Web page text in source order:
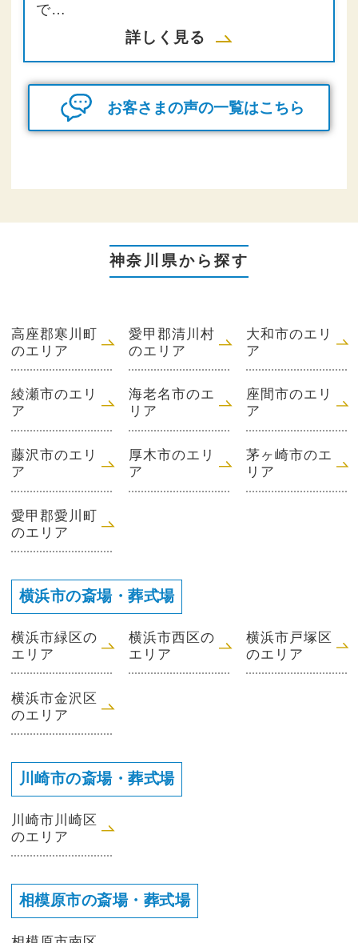
で…
詳しく見る
お客さまの声の一覧はこちら
神奈川県から探す
高座郡寒川町
のエリア
愛甲郡清川村
のエリア
大和市のエリ
ア
綾瀬市のエリ
ア
海老名市のエ
リア
座間市のエリ
ア
藤沢市のエリ
ア
厚木市のエリ
ア
茅ヶ崎市のエ
リア
愛甲郡愛川町
のエリア
横浜市の斎場・葬式場
横浜市緑区の
エリア
横浜市西区の
エリア
横浜市戸塚区
のエリア
横浜市金沢区
のエリア
川崎市の斎場・葬式場
川崎市川崎区
のエリア
相模原市の斎場・葬式場